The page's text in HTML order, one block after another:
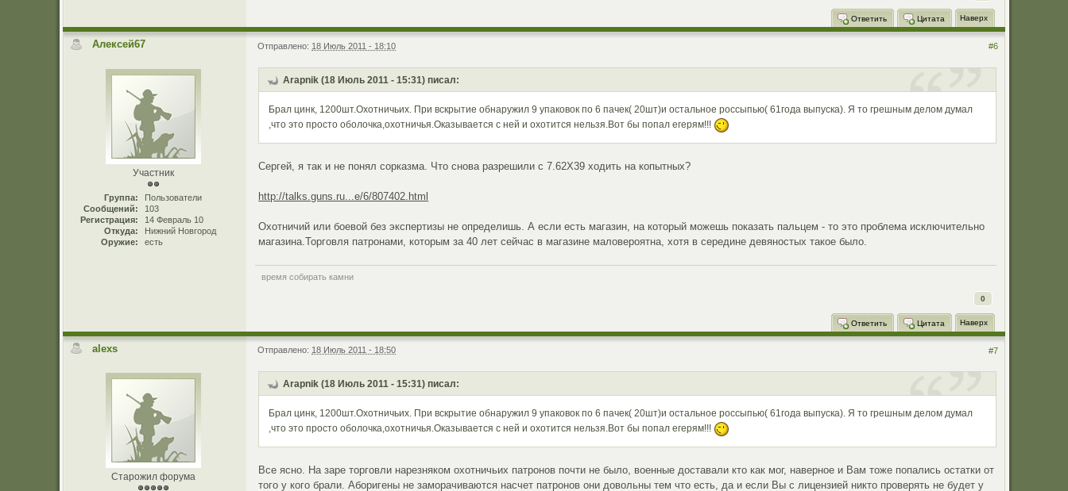
Наверх
Цитата
Ответить
#6
Алексей67
Участник
Группа:
Пользователи
Сообщений:
103
Регистрация:
14 Февраль 10
Откуда:
Нижний Новгород
Оружие:
есть
Отправлено: 18 Июль 2011 - 18:10
Arapnik (18 Июль 2011 - 15:31) писал:
Брал цинк, 1200шт.Охотничьих. При вскрытие обнаружил 9 упаковок по 6 пачек( 20шт)и остальное россыпью( 61года выпуска). Я то грешным делом думал
,что это просто оболочка,охотничья.Оказывается с ней и охотится нельзя.Вот бы попал егерям!!!
Сергей, я так и не понял сорказма. Что снова разрешили с 7.62Х39 ходить на копытных?
http://talks.guns.ru...e/6/807402.html
Охотничий или боевой без экспертизы не определишь. А если есть магазин, на который можешь показать пальцем - то это проблема исключительно
магазина.Торговля патронами, которым за 40 лет сейчас в магазине маловероятна, хотя в середине девяностых такое было.
время собирать камни
0
Наверх
Цитата
Ответить
#7
alexs
Старожил форума
Отправлено: 18 Июль 2011 - 18:50
Arapnik (18 Июль 2011 - 15:31) писал:
Брал цинк, 1200шт.Охотничьих. При вскрытие обнаружил 9 упаковок по 6 пачек( 20шт)и остальное россыпью( 61года выпуска). Я то грешным делом думал
,что это просто оболочка,охотничья.Оказывается с ней и охотится нельзя.Вот бы попал егерям!!!
Все ясно. На заре торговли нарезняком охотничьих патронов почти не было, военные доставали кто как мог, наверное и Вам тоже попались остатки от
того у кого брали. Аборигены не заморачиваются насчет патронов они довольны тем что есть, да и если Вы с лицензией никто проверять не будет у